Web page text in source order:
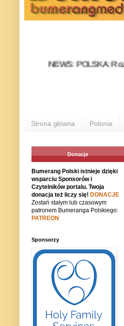
NEWS: POLSKA: Rozłam
Strona główna Polonia
Donacje
Bumerang Polski istnieje dzięki
wsparciu Sponsorów i
Czytelników portalu. Twoja
donacja też liczy się! DONACJE
Zostań stałym lub czasowym
patronem Bumeranga Polskiego:
PATREON
Sponsorzy